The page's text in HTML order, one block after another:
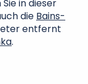
in dieser
die Bains-
entfernt
.